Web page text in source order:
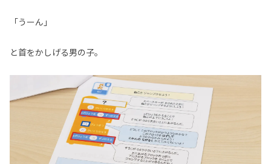
「うーん」
と首をかしげる男の子。